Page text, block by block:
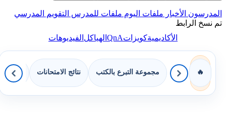
المدرسون الأخبار ملفات اليوم ملفات للمدرس التقويم المدرسي
تم نسخ الرابط
الأكاديميةكويزاتQnAالهياكلالفيديوهات
🔥 مجموعة التبرع بالكتب نتائج الامتحانات